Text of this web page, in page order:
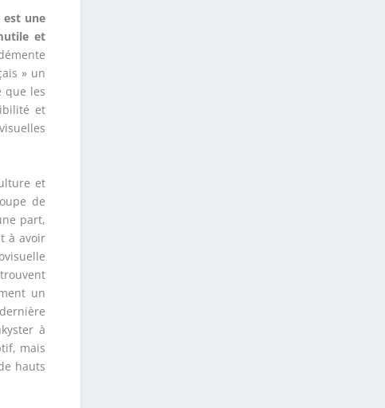
est une
et
» un
que les
et
et
de
part,
à avoir
un
à
mais
hauts